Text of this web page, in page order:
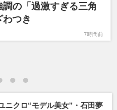
の「過激すぎる三角
つき
7時間前
ニクロ“モデル美女”・石田夢